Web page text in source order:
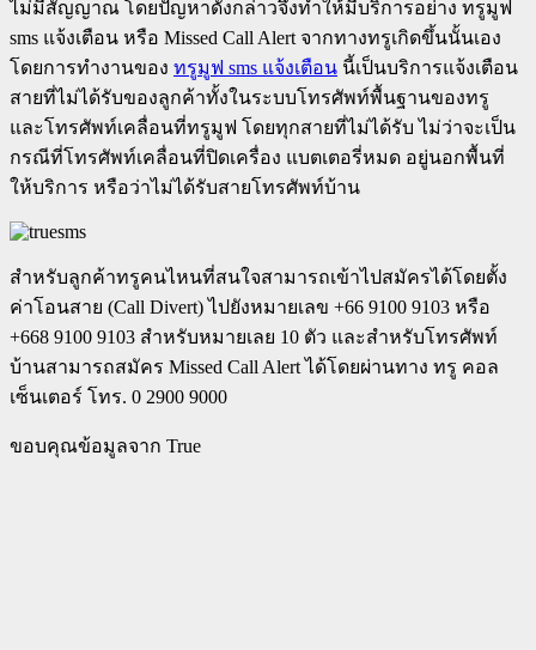
ไม่มีสัญญาณ โดยปัญหาดังกล่าวจึงทำให้มีบริการอย่าง ทรูมูฟ
sms แจ้งเตือน หรือ Missed Call Alert จากทางทรูเกิดขึ้นนั้นเอง
โดยการทำงานของ ทรูมูฟ sms แจ้งเตือน นี้เป็นบริการแจ้งเตือน
สายที่ไม่ได้รับของลูกค้าทั้งในระบบโทรศัพท์พื้นฐานของทรู
และโทรศัพท์เคลื่อนที่ทรูมูฟ โดยทุกสายที่ไม่ได้รับ ไม่ว่าจะเป็น
กรณีที่โทรศัพท์เคลื่อนที่ปิดเครื่อง แบตเตอรี่หมด อยู่นอกพื้นที่
ให้บริการ หรือว่าไม่ได้รับสายโทรศัพท์บ้าน
สำหรับลูกค้าทรูคนไหนที่สนใจสามารถเข้าไปสมัครได้โดยตั้ง
ค่าโอนสาย (Call Divert) ไปยังหมายเลข +66 9100 9103 หรือ
+668 9100 9103 สำหรับหมายเลย 10 ตัว และสำหรับโทรศัพท์
บ้านสามารถสมัคร Missed Call Alert ได้โดยผ่านทาง ทรู คอล
เซ็นเตอร์ โทร. 0 2900 9000
ขอบคุณข้อมูลจาก True